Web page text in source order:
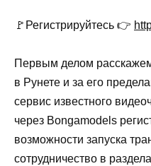
🚩Регистрируйтесь 👉
Первым делом
в Рунете и за его
сервис известного
через Bongamodels
возможности запуска
сотрудничество в